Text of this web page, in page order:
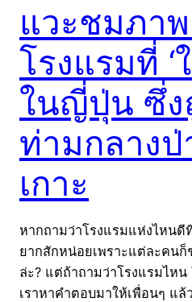
แวะชมภา
โรงแรมที่
ในญี่ปุ่น ซึ่งถู
ท่ามกลาง
เกาะ
หากถามว่าโรงแรมแห่งไหน
ยากสักหน่อยเพราะแต่ละคน
ล่ะ? แต่ถ้าถามว่าโรงแรมไห
เราหาคำตอบมาให้เพื่อนๆ แ